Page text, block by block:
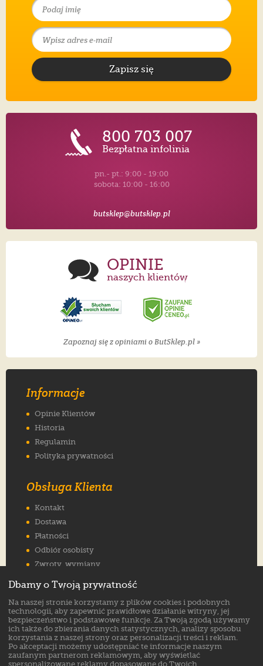
Zapisz się
800 703 007
Bezpłatna infolinia
pn.- pt.: 9:00 - 19:00
sobota: 10:00 - 16:00
butsklep@butsklep.pl
OPINIE
naszych klientów
Zapoznaj się z opiniami o ButSklep.pl »
Informacje
Opinie Klientów
Historia
Regulamin
Polityka prywatności
Obsługa Klienta
Kontakt
Dostawa
Płatności
Odbiór osobisty
Zwroty, wymiany
Jak wybrać rozmiar
FAQ
Znajdź nas na:
Dbamy o Twoją prywatność
Na naszej stronie korzystamy z plików cookies i podobnych
technologii, aby zapewnić prawidłowe działanie witryny, jej
bezpieczeństwo i podstawowe funkcje. Za Twoją zgodą używamy
ich także do zbierania danych statystycznych, analizy sposobu
korzystania z naszej strony oraz personalizacji treści i reklam.
Po akceptacji możemy udostępniać te informacje naszym
zaufanym partnerom reklamowym, aby wyświetlać
spersonalizowane reklamy dopasowane do Twoich